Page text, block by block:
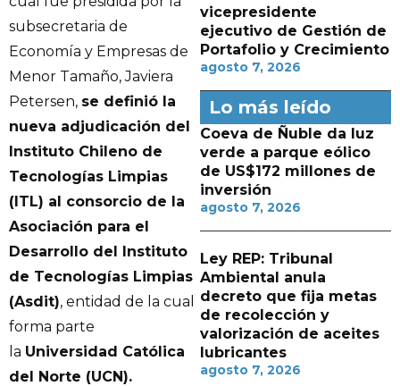
subsecretaria de
Economía y Empresas de
Menor Tamaño, Javiera
Petersen, se definió la
nueva adjudicación del
Instituto Chileno de
Tecnologías Limpias
(ITL) al consorcio de la
Asociación para el
Desarrollo del Instituto
de Tecnologías Limpias
(Asdit), entidad de la cual
forma parte
la Universidad Católica
del Norte (UCN).
vicepresidente
ejecutivo de Gestión de
Portafolio y Crecimiento
agosto 7, 2026
Lo más leído
Coeva de Ñuble da luz
verde a parque eólico
de US$172 millones de
inversión
agosto 7, 2026
Ley REP: Tribunal
Ambiental anula
decreto que fija metas
de recolección y
valorización de aceites
lubricantes
agosto 7, 2026